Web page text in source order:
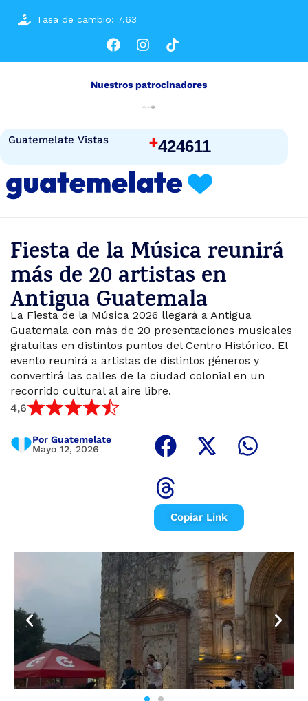
Tasa de cambio: 7.63
Guatemelate Vistas +424611
Nuestros patrocinadores
Fiesta de la Música reunirá
más de 20 artistas en
Antigua Guatemala
La Fiesta de la Música 2026 llegará a Antigua
Guatemala con más de 20 presentaciones musicales
gratuitas en distintos puntos del Centro Histórico. El
evento reunirá a artistas de distintos géneros y
convertirá las calles de la ciudad colonial en un
recorrido cultural al aire libre.
4,6
Por Guatemelate
Mayo 12, 2026
Copiar Link